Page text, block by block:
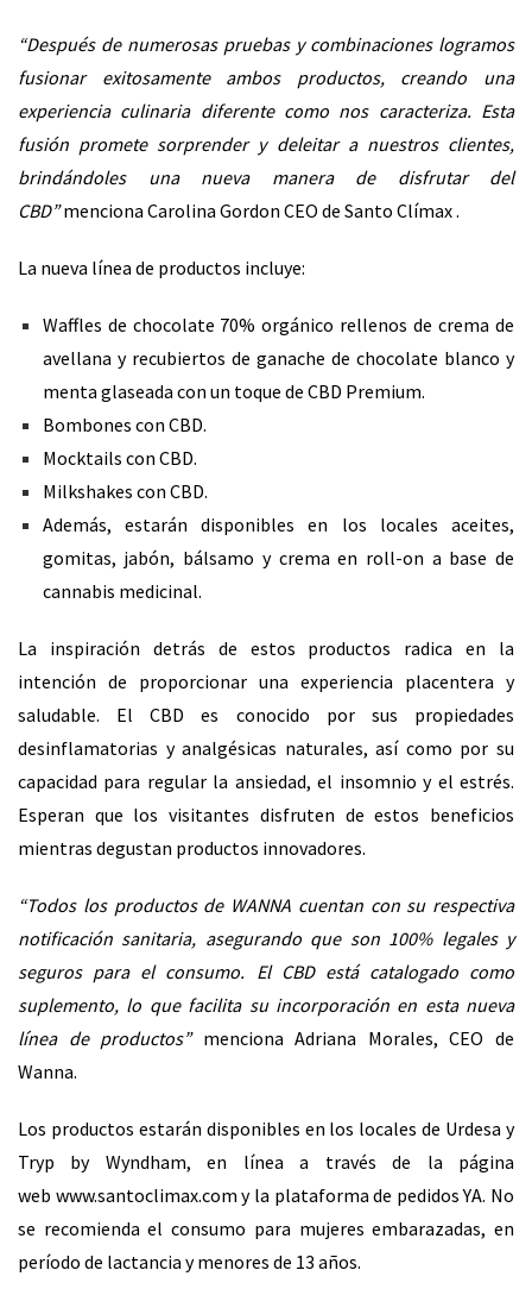
“Después de numerosas pruebas y combinaciones logramos
fusionar exitosamente ambos productos, creando una
experiencia culinaria diferente como nos caracteriza. Esta
fusión promete sorprender y deleitar a nuestros clientes,
brindándoles una nueva manera de disfrutar del
CBD”menciona Carolina Gordon CEO de Santo Clímax .
La nueva línea de productos incluye:
Waffles de chocolate 70% orgánico rellenos de crema de
avellana y recubiertos de ganache de chocolate blanco y
menta glaseada con un toque de CBD Premium.
Bombones con CBD.
Mocktails con CBD.
Milkshakes con CBD.
Además, estarán disponibles en los locales aceites,
gomitas, jabón, bálsamo y crema en roll-on a base de
cannabis medicinal.
La inspiración detrás de estos productos radica en la
intención de proporcionar una experiencia placentera y
saludable. El CBD es conocido por sus propiedades
desinflamatorias y analgésicas naturales, así como por su
capacidad para regular la ansiedad, el insomnio y el estrés.
Esperan que los visitantes disfruten de estos beneficios
mientras degustan productos innovadores.
“Todos los productos de WANNA cuentan con su respectiva
notificación sanitaria, asegurando que son 100% legales y
seguros para el consumo. El CBD está catalogado como
suplemento, lo que facilita su incorporación en esta nueva
línea de productos” menciona Adriana Morales, CEO de
Wanna.
Los productos estarán disponibles en los locales de Urdesa y
Tryp by Wyndham, en línea a través de la página
web www.santoclimax.com y la plataforma de pedidos YA. No
se recomienda el consumo para mujeres embarazadas, en
período de lactancia y menores de 13 años.